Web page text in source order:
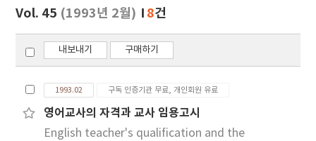
보
기
Vol. 45 (1993년 2월) 8건
내보내기 구매하기
1993.02 구독 인증기관 무료, 개인회원 유료
영어교사의 자격과 교사 임용고시
English teacher's qualification and the